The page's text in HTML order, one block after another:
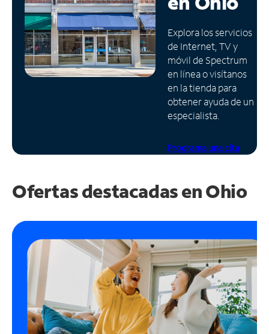
Administrar
cuenta
Encuentra
una
tienda
Explora los servicios
de Internet, TV y
móvil de Spectrum
en línea o visítanos
en la tienda para
obtener ayuda de un
especialista.
Programa una cita
Ofertas destacadas enOhio